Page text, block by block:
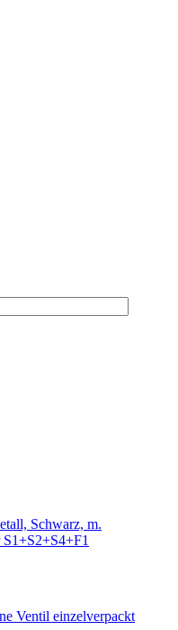
Schwarz, m.
Ventil einzelverpackt